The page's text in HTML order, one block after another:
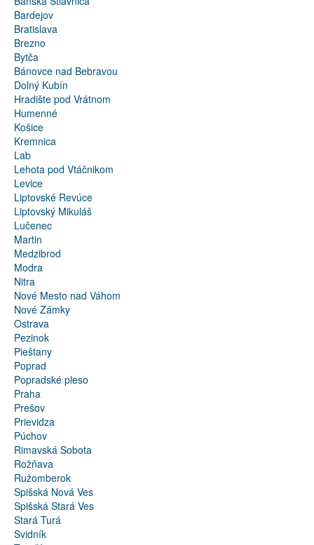
Bardejov
Bratislava
Brezno
Bytča
Bánovce nad Bebravou
Dolný Kubín
Hradište pod Vrátnom
Humenné
Košice
Kremnica
Lab
Lehota pod Vtáčnikom
Levice
Liptovské Revúce
Liptovský Mikuláš
Lučenec
Martin
Medzibrod
Modra
Nitra
Nové Mesto nad Váhom
Nové Zámky
Ostrava
Pezinok
Pieštany
Poprad
Popradské pleso
Praha
Prešov
Prievidza
Púchov
Rimavská Sobota
Rožňava
Ružomberok
Spišská Nová Ves
Spišská Stará Ves
Stará Turá
Svidník